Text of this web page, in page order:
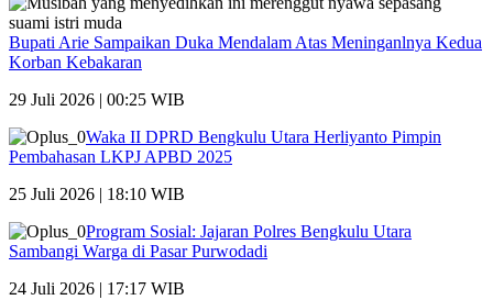
Bupati Arie Sampaikan Duka Mendalam Atas Meninganlnya Kedua
Korban Kebakaran
29 Juli 2026 | 00:25 WIB
Waka II DPRD Bengkulu Utara Herliyanto Pimpin
Pembahasan LKPJ APBD 2025
25 Juli 2026 | 18:10 WIB
Program Sosial: Jajaran Polres Bengkulu Utara
Sambangi Warga di Pasar Purwodadi
24 Juli 2026 | 17:17 WIB